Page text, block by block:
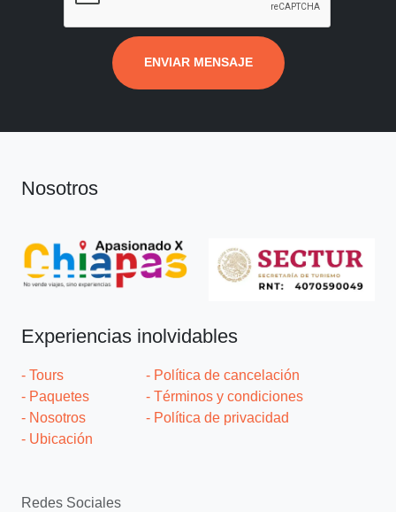
ENVIAR MENSAJE
Nosotros
Experiencias inolvidables
- Tours
- Paquetes
- Nosotros
- Ubicación
- Política de cancelación
- Términos y condiciones
- Política de privacidad
Redes Sociales